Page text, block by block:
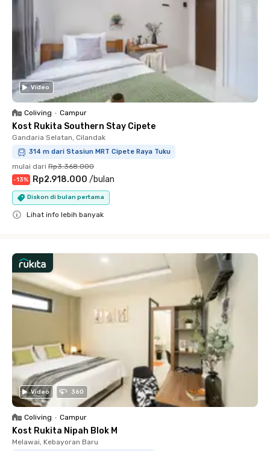
Video
Coliving • Campur
Kost Rukita Southern Stay Cipete
Gandaria Selatan, Cilandak
314 m dari Stasiun MRT Cipete Raya Tuku
mulai dari Rp3.368.000
-13% Rp2.918.000 /bulan
Diskon di bulan pertama
Lihat info lebih banyak
Video 360
Coliving • Campur
Kost Rukita Nipah Blok M
Melawai, Kebayoran Baru